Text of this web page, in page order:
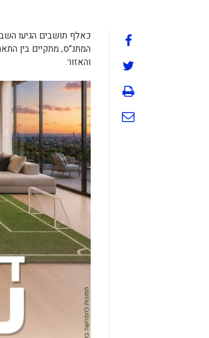
כאלף תושבים הגיעו
והאזור.